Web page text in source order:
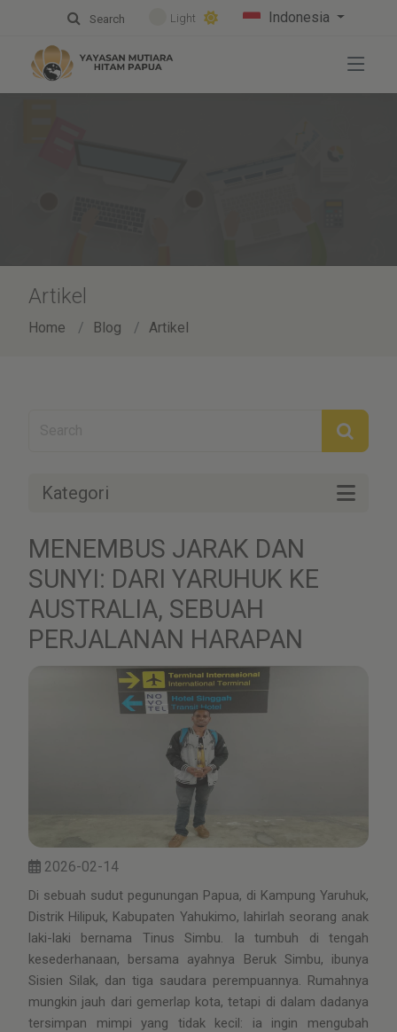
Search Light Indonesia
Artikel
Home Blog Artikel
Kategori
MENEMBUS JARAK DAN
SUNYI: DARI YARUHUK KE
AUSTRALIA, SEBUAH
PERJALANAN HARAPAN
2026-02-14
Di sebuah sudut pegunungan Papua, di Kampung Yaruhuk,
Distrik Hilipuk, Kabupaten Yahukimo, lahirlah seorang anak
laki-laki bernama Tinus Simbu. Ia tumbuh di tengah
kesederhanaan, bersama ayahnya Beruk Simbu, ibunya
Sisien Silak, dan tiga saudara perempuannya. Rumahnya
mungkin jauh dari gemerlap kota, tetapi di dalam dadanya
tersimpan mimpi yang tidak kecil: ia ingin mengubah